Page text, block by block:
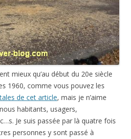
mieux qu’au début du 20e siècle
1960, comme vous pouvez les
de cet article, mais je n’aime
habitants, usagers,
Je suis passée par là quatre fois
personnes y sont passé à